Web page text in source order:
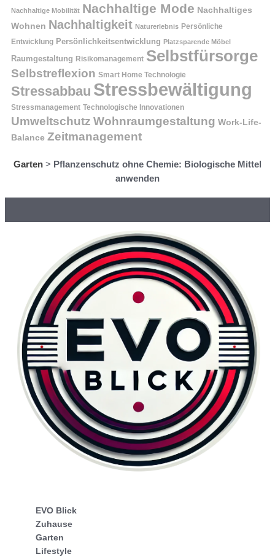
Nachhaltige Mobilität Nachhaltige Mode Nachhaltiges
Wohnen Nachhaltigkeit Naturerlebnis Persönliche
Entwicklung Persönlichkeitsentwicklung Platzsparende Möbel
Raumgestaltung Risikomanagement Selbstfürsorge
Selbstreflexion Smart Home Technologie
Stressabbau Stressbewältigung
Stressmanagement Technologische Innovationen
Umweltschutz Wohnraumgestaltung Work-Life-
Balance Zeitmanagement
Garten > Pflanzenschutz ohne Chemie: Biologische Mittel
anwenden
EVO Blick
Zuhause
Garten
Lifestyle